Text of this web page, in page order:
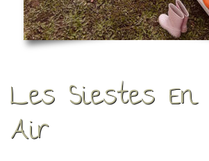
Les Siestes En
Air